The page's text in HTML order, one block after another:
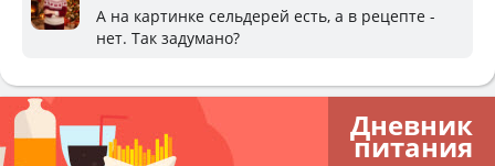
А на картинке сельдерей есть, а в рецепте -
нет. Так задумано?
Дневник
питания